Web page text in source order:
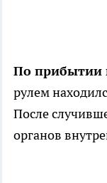
По прибытии
рулем
После
органов